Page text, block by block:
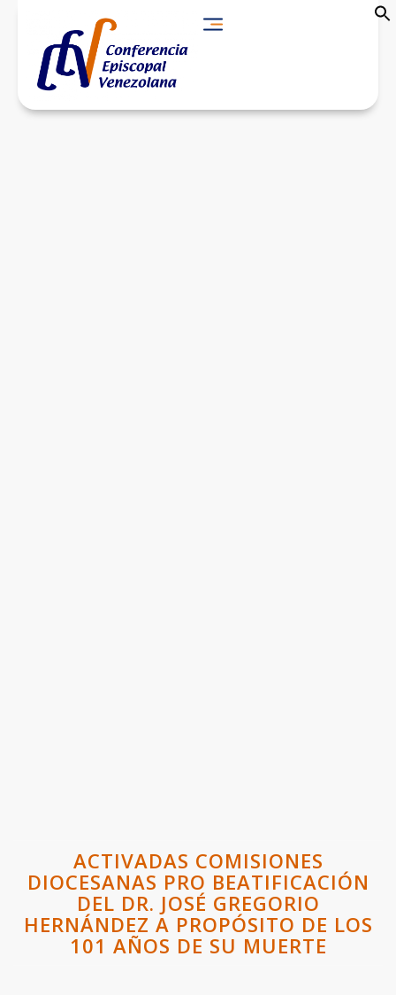
ACTIVADAS COMISIONES
DIOCESANAS PRO BEATIFICACIÓN
DEL DR. JOSÉ GREGORIO
HERNÁNDEZ A PROPÓSITO DE LOS
101 AÑOS DE SU MUERTE